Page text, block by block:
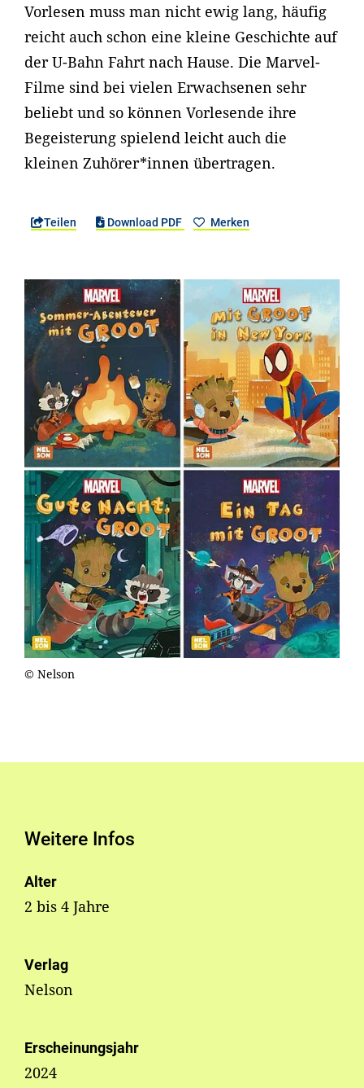
Vorlesen muss man nicht ewig lang, häufig
reicht auch schon eine kleine Geschichte auf
der U-Bahn Fahrt nach Hause. Die Marvel-
Filme sind bei vielen Erwachsenen sehr
beliebt und so können Vorlesende ihre
Begeisterung spielend leicht auch die
kleinen Zuhörer*innen übertragen.
Teilen Download PDF Merken
© Nelson
Weitere Infos
Alter
2 bis 4 Jahre
Verlag
Nelson
Erscheinungsjahr
2024